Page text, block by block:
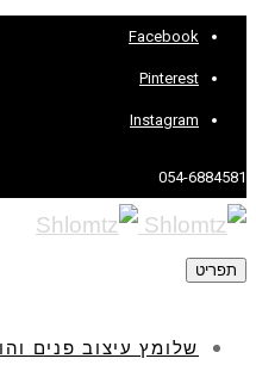
Facebook
Pinterest
Instagram
054-6884581
תפריט
שלומץ עיצוב פנים